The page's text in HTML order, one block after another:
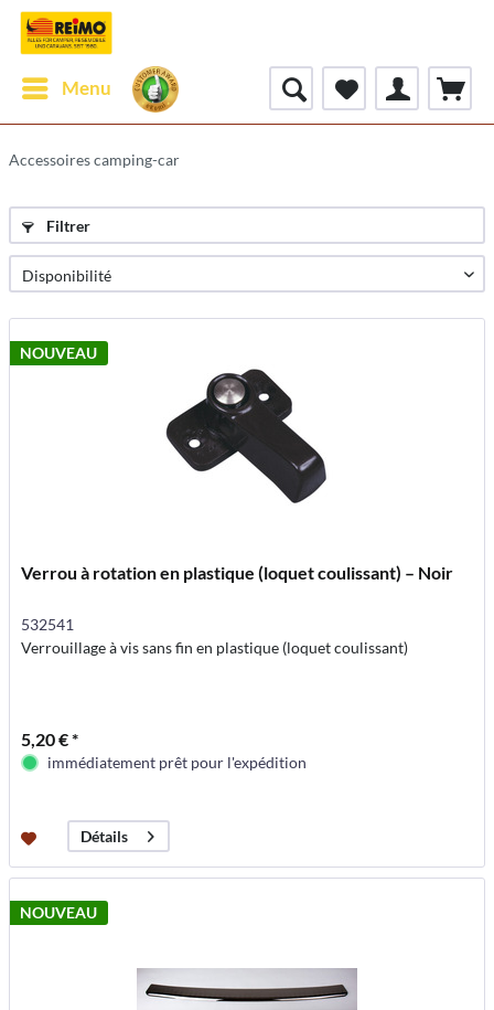
Menu
Accessoires camping-car
Filtrer
NOUVEAU
Verrou à rotation en plastique (loquet coulissant) – Noir
532541
Verrouillage à vis sans fin en plastique (loquet coulissant)
5,20 € *
immédiatement prêt pour l'expédition
Détails
NOUVEAU